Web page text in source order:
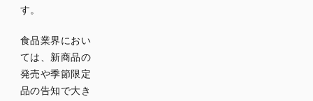
要なポ
イント
シズル
す。
食品業界におい
ては、新商品の
発売や季節限定
品の告知で大き